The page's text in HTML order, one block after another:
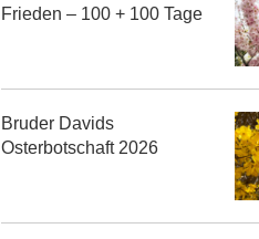
Frieden – 100 + 100 Tage
Bruder Davids
Osterbotschaft 2026